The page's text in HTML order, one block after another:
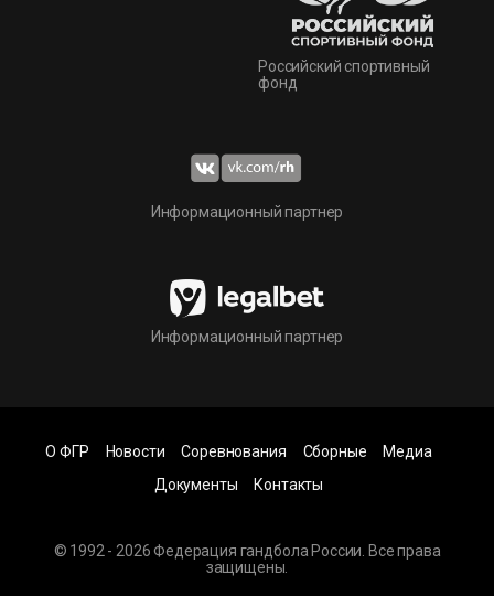
Российский спортивный
фонд
Информационный партнер
Информационный партнер
© 1992 - 2026 Федерация гандбола России. Все права
защищены.
О ФГР Новости Соревнования Сборные
Медиа
Документы
Контакты